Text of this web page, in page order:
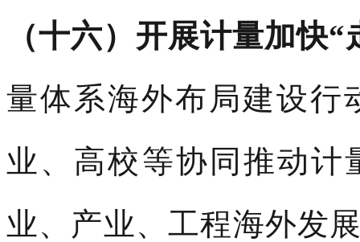
（十六）开展计量加快
量体系海外布局建设行
业、高校等协同推动计
业、产业、工程海外发